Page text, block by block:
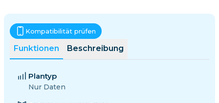
Funktionen Beschreibung
Kompatibilität prüfen
Plantyp
Nur Daten